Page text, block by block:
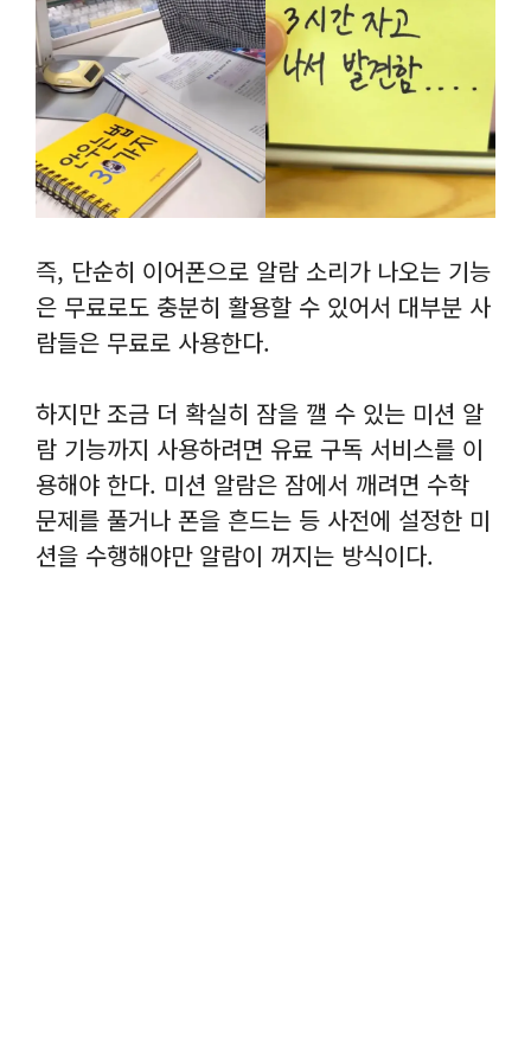
즉, 단순히 이어폰으로 알람 소리가 나오는 기능
은 무료로도 충분히 활용할 수 있어서 대부분 사
람들은 무료로 사용한다.
하지만 조금 더 확실히 잠을 깰 수 있는 미션 알
람 기능까지 사용하려면 유료 구독 서비스를 이
용해야 한다. 미션 알람은 잠에서 깨려면 수학
문제를 풀거나 폰을 흔드는 등 사전에 설정한 미
션을 수행해야만 알람이 꺼지는 방식이다.